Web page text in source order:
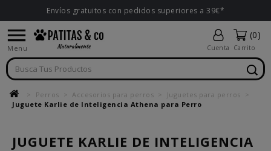
Envíos gratuitos con pedidos superiores a 39€*

Menu Cuenta
(0)
Carrito
Perros Accesorios para perros
Juguetes para perros
Juguete Karlie de Inteligencia Athena para Perro
JUGUETE KARLIE DE INTELIGENCIA